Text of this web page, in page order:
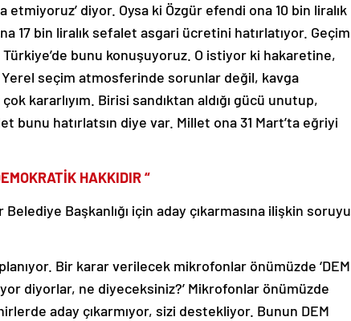
etmiyoruz’ diyor. Oysa ki Özgür efendi ona 10 bin liralık
17 bin liralık sefalet asgari ücretini hatırlatıyor. Geçim
Türkiye’de bunu konuşuyoruz. O istiyor ki hakaretine,
seçim atmosferinde sorunlar değil, kavga
kararlıyım. Birisi sandıktan aldığı gücü unutup,
bunu hatırlatsın diye var. Millet ona 31 Mart’ta eğriyi
HAKKIDIR “
Başkanlığı için aday çıkarmasına ilişkin soruyu
Bir karar verilecek mikrofonlar önümüzde ‘DEM
diyorlar, ne diyeceksiniz?’ Mikrofonlar önümüzde
aday çıkarmıyor, sizi destekliyor. Bunun DEM